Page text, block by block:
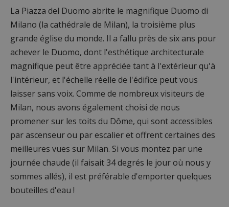
La Piazza del Duomo abrite le magnifique Duomo di
Milano (la cathédrale de Milan), la troisième plus
grande église du monde. Il a fallu près de six ans pour
achever le Duomo, dont l'esthétique architecturale
magnifique peut être appréciée tant à l'extérieur qu'à
l'intérieur, et l'échelle réelle de l'édifice peut vous
laisser sans voix. Comme de nombreux visiteurs de
Milan, nous avons également choisi de nous
promener sur les toits du Dôme, qui sont accessibles
par ascenseur ou par escalier et offrent certaines des
meilleures vues sur Milan. Si vous montez par une
journée chaude (il faisait 34 degrés le jour où nous y
sommes allés), il est préférable d'emporter quelques
bouteilles d'eau !